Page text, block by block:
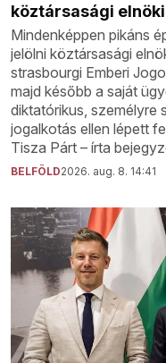
köztársasági
Mindenképpen pikáns
jelölni köztársasági
strasbourgi Emberi
majd később a saját
diktatórikus, személyre
jogalkotás ellen lépett
Tisza Párt – írta
BELFÖLD2026. aug. 8. 14:41